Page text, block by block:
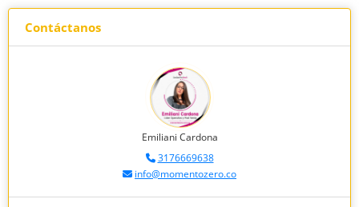
Contáctanos
Emiliani Cardona
3176669638
info@momentozero.co